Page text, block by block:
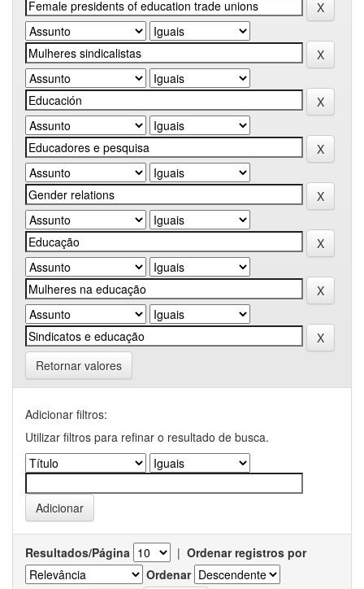
Retornar valores
Adicionar filtros:
Utilizar filtros para refinar o resultado de busca.
Resultados/Página | Ordenar registros por
Ordenar